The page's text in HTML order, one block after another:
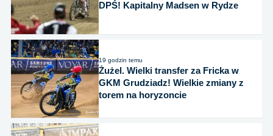
DPŚ! Kapitalny Madsen w Rydze
19 godzin temu
Żużel. Wielki transfer za Fricka w
GKM Grudziadz! Wielkie zmiany z
torem na horyzoncie